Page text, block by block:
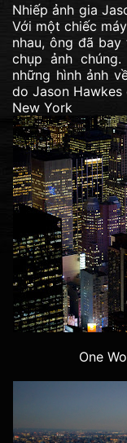
Nhiếp ảnh gia
Với một chiếc
nhau, ông đã
chụp ảnh
những hình ảnh
do Jason Hawkes
New York
One